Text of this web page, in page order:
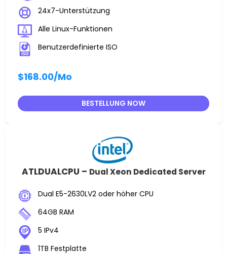
24x7-Unterstützung
Alle Linux-Funktionen
Benutzerdefinierte ISO
$168.00/Mo
BESTELLUNG NOW
ATLDUALCPU – Dual Xeon Dedicated Server
Dual E5-2630LV2 oder höher CPU
64GB RAM
5 IPv4
1TB Festplatte